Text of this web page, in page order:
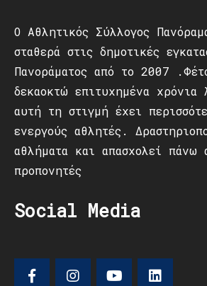
Ο Αθλητικός Σύλλογος
σταθερά στις δημοτικές
Πανοράματος από το 2007
δεκαοκτώ επιτυχημένα χρόνια
αυτή τη στιγμή έχει
ενεργούς αθλητές.
αθλήματα και απασχολεί πάνω
προπονητές
Social Media